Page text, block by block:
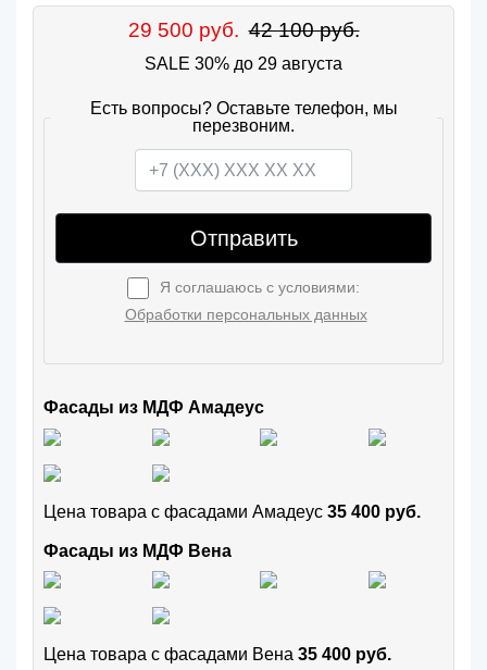
29 500 руб. 42 100 руб.
SALE 30% до 29 августа
Есть вопросы? Оставьте телефон, мы
перезвоним.
Отправить
Я соглашаюсь с условиями:
Обработки персональных данных
Фасады из МДФ Амадеус
Цена товара с фасадами Амадеус 35 400 руб.
Фасады из МДФ Вена
Цена товара с фасадами Вена 35 400 руб.